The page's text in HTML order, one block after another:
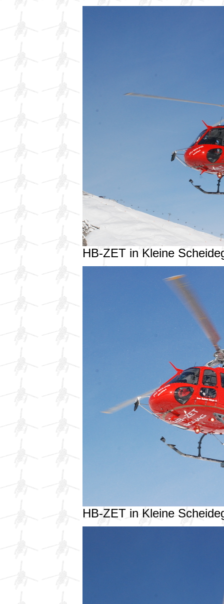
HB-ZET in Kleine
HB-ZET in Kleine